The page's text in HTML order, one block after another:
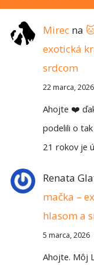
Mirecna
exotická
srdcom
22 marca, 2026
Ahojte ❤️
podelili o
21 rokov je
Renata
mačka –
hlasom a
5 marca, 2026
Ahojte. Môj